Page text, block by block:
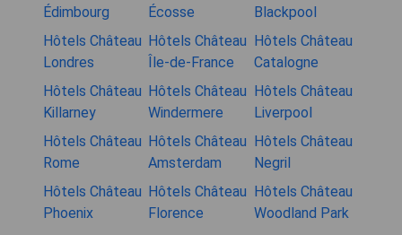
Édimbourg
Écosse
Blackpool
Hôtels Château
Londres
Hôtels Château
Île-de-France
Hôtels Château
Catalogne
Hôtels Château
Killarney
Hôtels Château
Windermere
Hôtels Château
Liverpool
Hôtels Château
Rome
Hôtels Château
Amsterdam
Hôtels Château
Negril
Hôtels Château
Phoenix
Hôtels Château
Florence
Hôtels Château
Woodland Park